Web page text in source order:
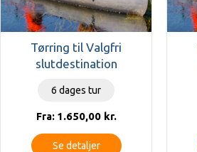
Tørring til Valgfri
slutdestination
6 dages tur
Fra: 1.650,00 kr.
Se detaljer